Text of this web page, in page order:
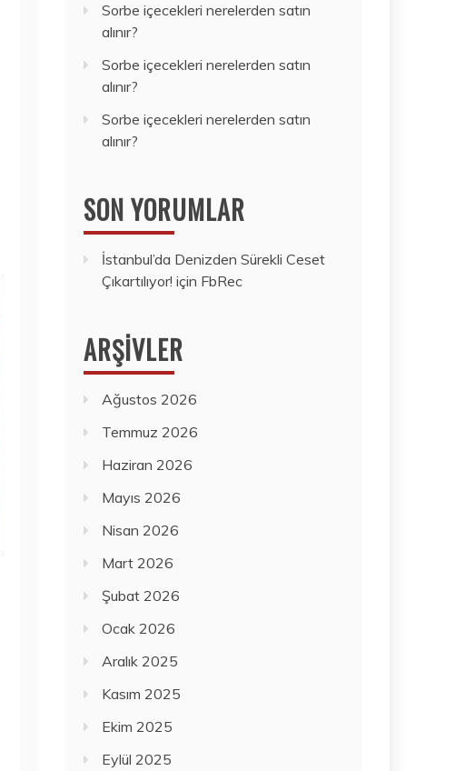
Sorbe içecekleri nerelerden satın
alınır?
Sorbe içecekleri nerelerden satın
alınır?
Sorbe içecekleri nerelerden satın
alınır?
SON YORUMLAR
İstanbul’da Denizden Sürekli Ceset
Çıkartılıyor! için FbRec
ARŞIVLER
Ağustos 2026
Temmuz 2026
Haziran 2026
Mayıs 2026
Nisan 2026
Mart 2026
Şubat 2026
Ocak 2026
Aralık 2025
Kasım 2025
Ekim 2025
Eylül 2025